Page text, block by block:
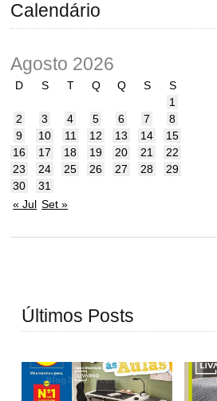
Calendário
Agosto 2026
D S T Q Q S
S
1
2
3 4 5 6 7
8
9
10 11 12 13 14
15
16
17 18 19 20 21
22
23
24 25 26 27 28
29
30
31
« Jul Set »
Últimos Posts